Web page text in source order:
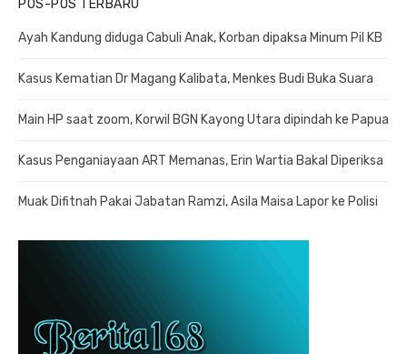
POS-POS TERBARU
Ayah Kandung diduga Cabuli Anak, Korban dipaksa Minum Pil KB
Kasus Kematian Dr Magang Kalibata, Menkes Budi Buka Suara
Main HP saat zoom, Korwil BGN Kayong Utara dipindah ke Papua
Kasus Penganiayaan ART Memanas, Erin Wartia Bakal Diperiksa
Muak Difitnah Pakai Jabatan Ramzi, Asila Maisa Lapor ke Polisi